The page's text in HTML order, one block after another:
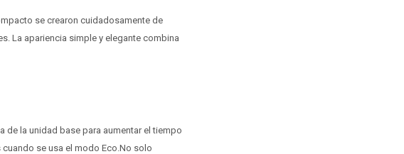
se crearon cuidadosamente de
La apariencia simple y elegante combina
de la unidad base para aumentar el tiempo
se usa el modo Eco.No solo